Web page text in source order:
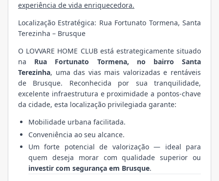
experiência de vida enriquecedora.
Localização Estratégica: Rua Fortunato Tormena, Santa
Terezinha – Brusque
O LOVVARE HOME CLUB está estrategicamente situado
na Rua Fortunato Tormena, no bairro Santa
Terezinha, uma das vias mais valorizadas e rentáveis
de Brusque. Reconhecida por sua tranquilidade,
excelente infraestrutura e proximidade a pontos-chave
da cidade, esta localização privilegiada garante:
Mobilidade urbana facilitada.
Conveniência ao seu alcance.
Um forte potencial de valorização — ideal para
quem deseja morar com qualidade superior ou
investir com segurança em Brusque.